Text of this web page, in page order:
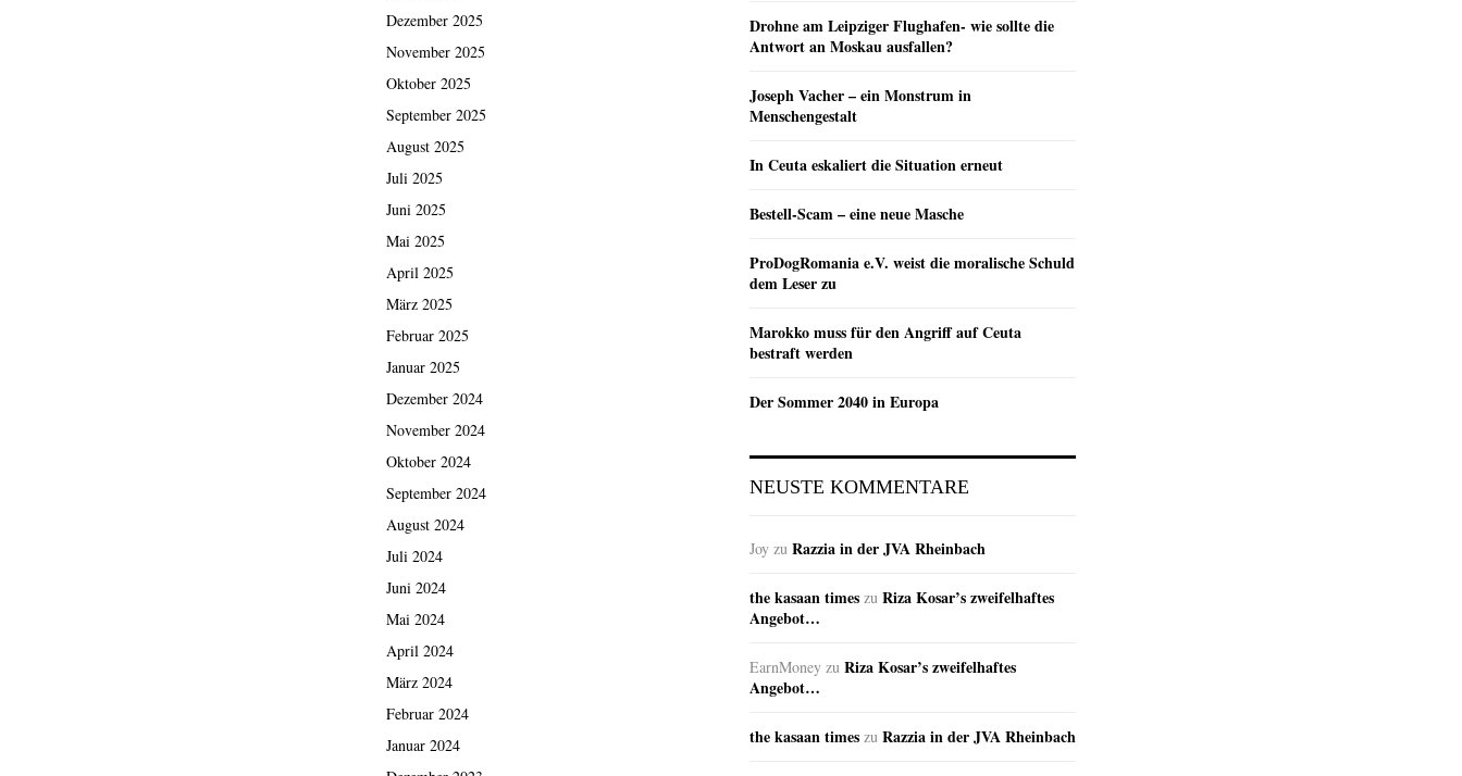
Dezember 2025
November 2025
Oktober 2025
September 2025
August 2025
Juli 2025
Juni 2025
Mai 2025
April 2025
März 2025
Februar 2025
Januar 2025
Dezember 2024
November 2024
Oktober 2024
September 2024
August 2024
Juli 2024
Juni 2024
Mai 2024
April 2024
März 2024
Februar 2024
Januar 2024
Drohne am Leipziger Flughafen- wie sollte die
Antwort an Moskau ausfallen?
Joseph Vacher – ein Monstrum in
Menschengestalt
In Ceuta eskaliert die Situation erneut
Bestell-Scam – eine neue Masche
ProDogRomania e.V. weist die moralische Schuld
dem Leser zu
Marokko muss für den Angriff auf Ceuta
bestraft werden
Der Sommer 2040 in Europa
NEUSTE KOMMENTARE
Joy zu Razzia in der JVA Rheinbach
the kasaan times zu Riza Kosar’s zweifelhaftes
Angebot…
EarnMoney zu Riza Kosar’s zweifelhaftes
Angebot…
the kasaan times zu Razzia in der JVA Rheinbach